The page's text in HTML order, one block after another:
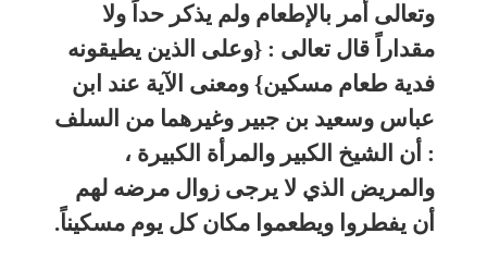
وتعالى أمر بالإطعام ولم يذكر حداً ولا
مقداراً
قال تعالى : {وعلى الذين يطيقونه
فدية طعام مسكين} ومعنى الآية عند ابن
عباس وسعيد بن جبير وغيرهما من السلف
: أن الشيخ الكبير والمرأة الكبيرة ،
والمريض الذي لا يرجى زوال مرضه لهم
أن يفطروا ويطعموا مكان كل يوم مسكيناً.